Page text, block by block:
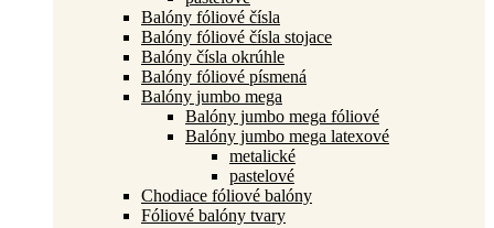
Balóny fóliové čísla
Balóny fóliové čísla stojace
Balóny čísla okrúhle
Balóny fóliové písmená
Balóny jumbo mega
Balóny jumbo mega fóliové
Balóny jumbo mega latexové
metalické
pastelové
Chodiace fóliové balóny
Fóliové balóny tvary